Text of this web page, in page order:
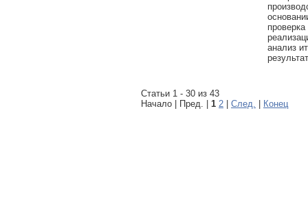
анализ
Статьи 1 - 30 из 43
Начало | Пред. | 1 2 След. Конец